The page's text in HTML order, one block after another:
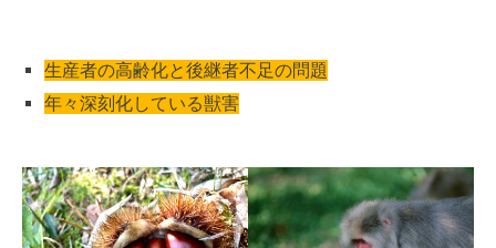
生産者の高齢化と後継者不足の問題
年々深刻化している獣害